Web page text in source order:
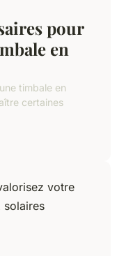
pour
en
timbale en
certaines